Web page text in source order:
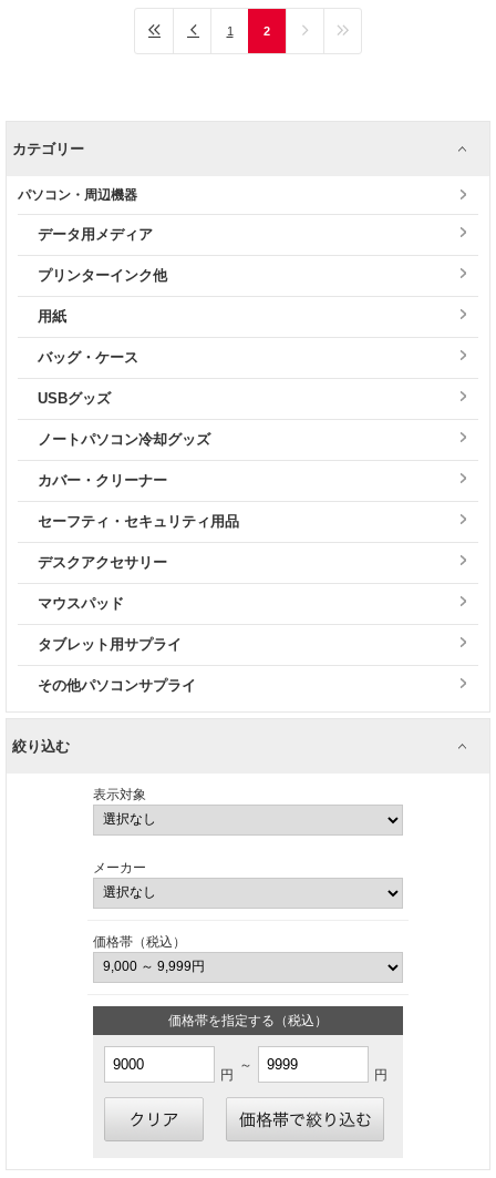
1 2
カテゴリー
パソコン・周辺機器
データ用メディア
プリンターインク他
用紙
バッグ・ケース
USBグッズ
ノートパソコン冷却グッズ
カバー・クリーナー
セーフティ・セキュリティ用品
デスクアクセサリー
マウスパッド
タブレット用サプライ
その他パソコンサプライ
絞り込む
表示対象
メーカー
価格帯（税込）
価格帯を指定する（税込）
円
～
円